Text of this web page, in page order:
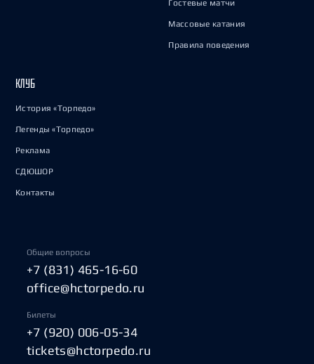
Гостевые матчи
Массовые катания
Правила поведения
КЛУБ
История «Торпедо»
Легенды «Торпедо»
Реклама
СДЮШОР
Контакты
Общие вопросы
+7 (831) 465-16-60
office@hctorpedo.ru
Билеты
+7 (920) 006-05-34
tickets@hctorpedo.ru